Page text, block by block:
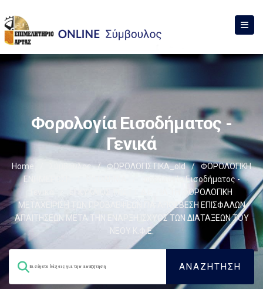
Φορολογία Εισοδήματος -
Γενικά
Home Σύμβουλος / ΦΟΡΟΛΟΓΙΣΤΙΚΑ_old /
ΦΟΡΟΛΟΓΙΚΗ
ΕΝΗΜΕΡΩΣΗ
Φορολογία Εισοδήματος -
ΕΓΚΥΚΛΙΟΣ ΤΗΣ Γ.Γ.Δ.Ε. ΓΙΑ ΤΗ ΦΟΡΟΛΟΓΙΚΗ
ΜΕΤΑΧΕΙΡΙΣΗ ΤΩΝ ΠΡΟΒΛΕΨΕΩΝ ΓΙΑ ΑΠΟΣΒΕΣΗ ΕΠΙΣΦΑΛΩΝ
ΑΠΑΙΤΗΣΕΩΝ ΜΕΤΑ ΤΗΝ ΕΝΑΡΞΗ ΙΣΧΥΟΣ ΤΩΝ ΔΙΑΤΑΞΕΩΝ ΤΟΥ
ΝΕΟΥ Κ.Φ.Ε.